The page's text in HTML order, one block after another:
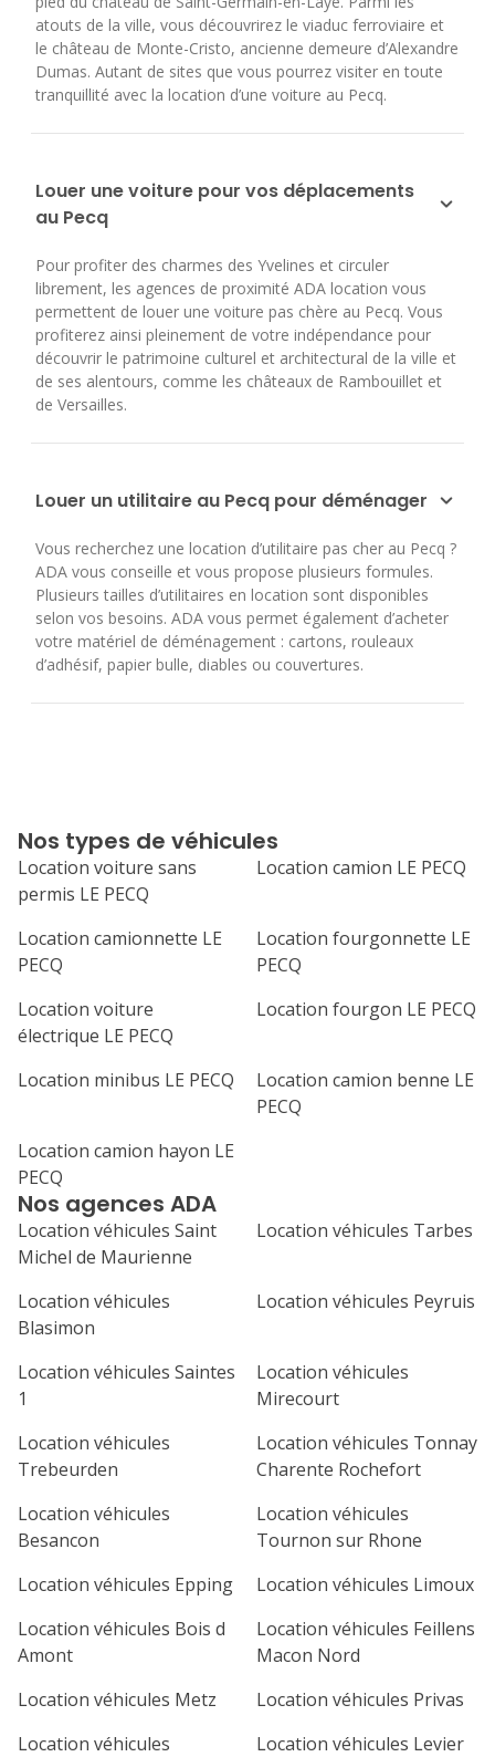
atouts de la ville, vous découvrirez le viaduc ferroviaire et
le château de Monte-Cristo, ancienne demeure d’Alexandre
Dumas. Autant de sites que vous pourrez visiter en toute
tranquillité avec la location d’une voiture au Pecq.
Louer une voiture pour vos déplacements
au Pecq
Pour profiter des charmes des Yvelines et circuler
librement, les agences de proximité ADA location vous
permettent de louer une voiture pas chère au Pecq. Vous
profiterez ainsi pleinement de votre indépendance pour
découvrir le patrimoine culturel et architectural de la ville et
de ses alentours, comme les châteaux de Rambouillet et
de Versailles.
Louer un utilitaire au Pecq pour déménager
Vous recherchez une location d’utilitaire pas cher au Pecq ?
ADA vous conseille et vous propose plusieurs formules.
Plusieurs tailles d’utilitaires en location sont disponibles
selon vos besoins. ADA vous permet également d’acheter
votre matériel de déménagement : cartons, rouleaux
d’adhésif, papier bulle, diables ou couvertures.
Nos agences ADA
Location véhicules Saint
Michel de Maurienne
Location véhicules Tarbes
Location véhicules
Blasimon
Location véhicules Peyruis
Location véhicules Saintes
1
Location véhicules
Mirecourt
Location véhicules
Trebeurden
Location véhicules Tonnay
Charente Rochefort
Location véhicules
Besancon
Location véhicules
Tournon sur Rhone
Location véhicules Epping
Location véhicules Limoux
Location véhicules Bois d
Amont
Location véhicules Feillens
Macon Nord
Location véhicules Metz
Location véhicules Privas
Location véhicules
Location véhicules Levier
Nos types de véhicules
Location voiture sans
permis LE PECQ
Location camion LE PECQ
Location camionnette LE
PECQ
Location fourgonnette LE
PECQ
Location voiture
électrique LE PECQ
Location fourgon LE PECQ
Location minibus LE PECQ
Location camion benne LE
PECQ
Location camion hayon LE
PECQ